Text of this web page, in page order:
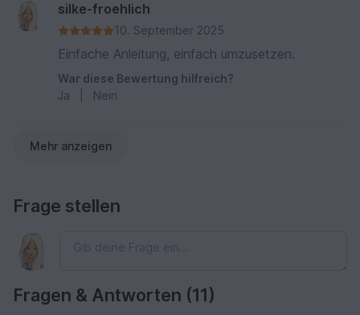
silke-froehlich
10. September 2025
Einfache Anleitung, einfach umzusetzen.
War diese Bewertung hilfreich?
Ja
Nein
Mehr anzeigen
Frage stellen
Fragen & Antworten (11)